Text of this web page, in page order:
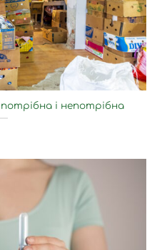
і непотрібна